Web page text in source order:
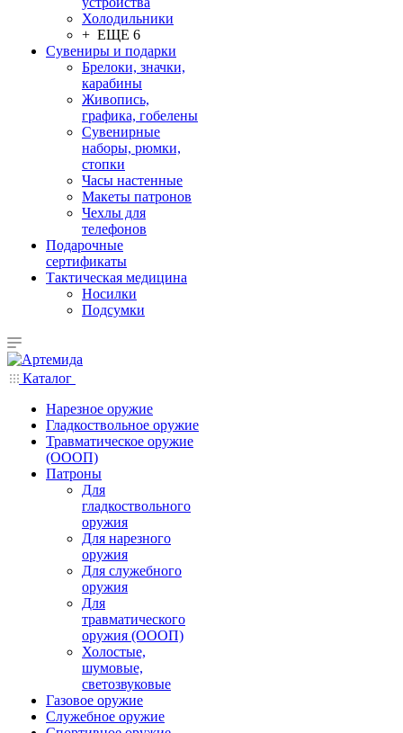
Холодильники
+ ЕЩЕ 6
Сувениры и подарки
Брелоки, значки,
карабины
Живопись,
графика, гобелены
Сувенирные
наборы, рюмки,
стопки
Часы настенные
Макеты патронов
Чехлы для
телефонов
Подарочные
сертификаты
Тактическая медицина
Носилки
Подсумки
Каталог
Нарезное оружие
Гладкоствольное оружие
Травматическое оружие
(ОООП)
Патроны
Для
гладкоствольного
оружия
Для нарезного
оружия
Для служебного
оружия
Для
травматического
оружия (ОООП)
Холостые,
шумовые,
светозвуковые
Газовое оружие
Служебное оружие